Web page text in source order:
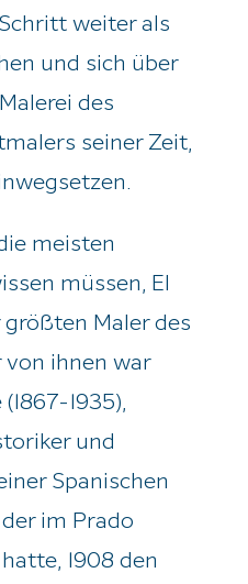
weiter als
und sich über
des
seiner Zeit,
meisten
müssen, El
Maler des
von ihnen war
1935),
und
Spanischen
im Prado
1908 den